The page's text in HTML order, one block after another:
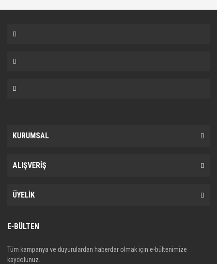
77364961, 93178789, 93188452, 93190218
KURUMSAL
ALIŞVERİŞ
ÜYELİK
E-BÜLTEN
Tüm kampanya ve duyurulardan haberdar olmak için e-bültenimize
kaydolunuz.